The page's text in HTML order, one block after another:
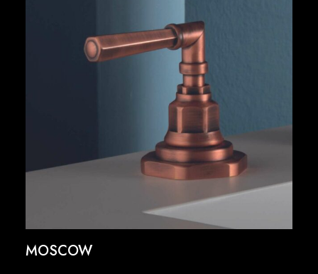
MOSCOW